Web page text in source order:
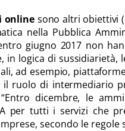
online sono altri obiettivi
nella Pubblica
giugno 2017 non
in logica di sussidiarietà,
ad esempio,
ruolo di intermediario
dicembre, le
per tutti i servizi che
secondo le regole